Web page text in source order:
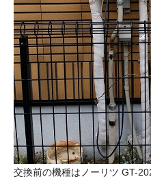
交換前の機種はノーリツ GT-